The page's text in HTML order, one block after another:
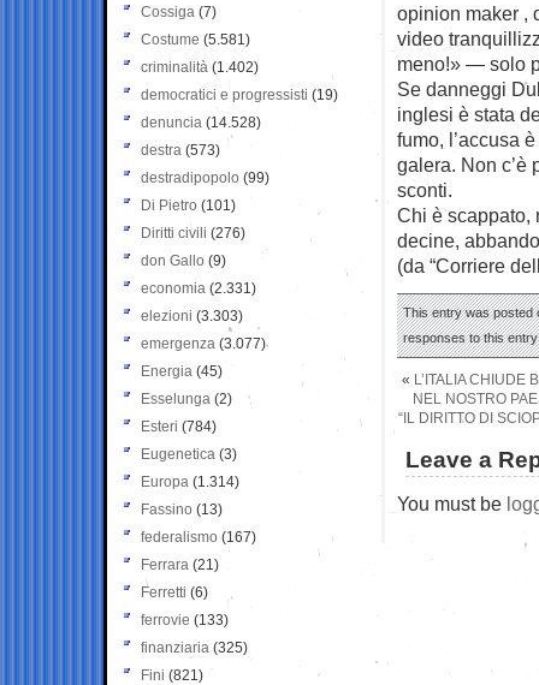
opinion maker ,
video
meno!» — solo
Se danneggi
inglesi è stata
fumo, l’accusa
galera. Non c’è
sconti.
Chi è scappato,
decine,
(da “Corriere
This entry was posted
responses to this
« L’ITALIA CHIUDE
NEL NOSTRO
“IL DIRITTO DI
Leave a
You must be
Cossiga (7)
Costume (5.581)
criminalità (1.402)
democratici e progressisti (19)
denuncia (14.528)
destra (573)
destradipopolo (99)
Di Pietro (101)
Diritti civili (276)
don Gallo (9)
economia (2.331)
elezioni (3.303)
emergenza (3.077)
Energia (45)
Esselunga (2)
Esteri (784)
Eugenetica (3)
Europa (1.314)
Fassino (13)
federalismo (167)
Ferrara (21)
Ferretti (6)
ferrovie (133)
finanziaria (325)
Fini (821)